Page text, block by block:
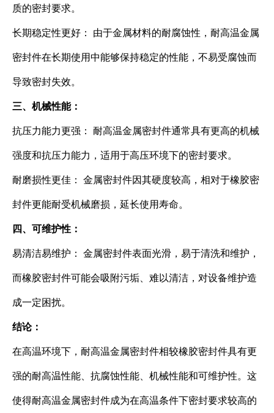
质的密封要求。
长期稳定性更好： 由于金属材料的耐腐蚀性，耐高温金属
密封件在长期使用中能够保持稳定的性能，不易受腐蚀而
导致密封失效。
三、机械性能：
抗压力能力更强： 耐高温金属密封件通常具有更高的机械
强度和抗压力能力，适用于高压环境下的密封要求。
耐磨损性更佳： 金属密封件因其硬度较高，相对于橡胶密
封件更能耐受机械磨损，延长使用寿命。
四、可维护性：
易清洁易维护： 金属密封件表面光滑，易于清洗和维护，
而橡胶密封件可能会吸附污垢、难以清洁，对设备维护造
成一定困扰。
结论：
在高温环境下，耐高温金属密封件相较橡胶密封件具有更
强的耐高温性能、抗腐蚀性能、机械性能和可维护性。这
使得耐高温金属密封件成为在高温条件下密封要求较高的